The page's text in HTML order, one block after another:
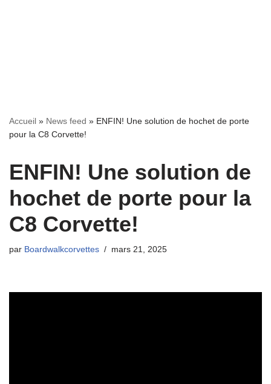
Accueil » News feed » ENFIN! Une solution de hochet de porte
pour la C8 Corvette!
ENFIN! Une solution de
hochet de porte pour la
C8 Corvette!
par Boardwalkcorvettes mars 21, 2025